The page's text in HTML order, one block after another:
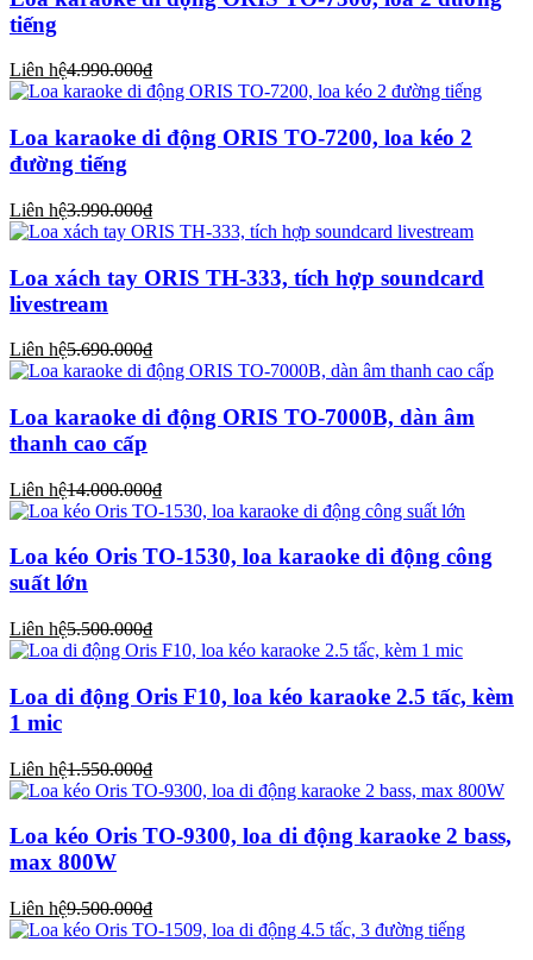
tiếng
Liên hệ4.990.000₫
Loa karaoke di động ORIS TO-7200, loa kéo 2
đường tiếng
Liên hệ3.990.000₫
Loa xách tay ORIS TH-333, tích hợp soundcard
livestream
Liên hệ5.690.000₫
Loa karaoke di động ORIS TO-7000B, dàn âm
thanh cao cấp
Liên hệ14.000.000₫
Loa kéo Oris TO-1530, loa karaoke di động công
suất lớn
Liên hệ5.500.000₫
Loa di động Oris F10, loa kéo karaoke 2.5 tấc, kèm
1 mic
Liên hệ1.550.000₫
Loa kéo Oris TO-9300, loa di động karaoke 2 bass,
max 800W
Liên hệ9.500.000₫